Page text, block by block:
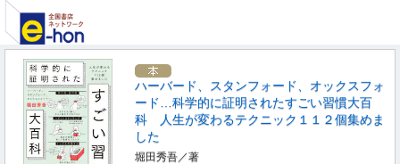
ハーバード、スタンフォード、オックスフォ
ード…科学的に証明されたすごい習慣大百
科 人生が変わるテクニック１１２個集めま
した
堀田秀吾／著